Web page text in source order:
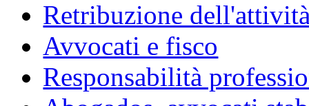
Retribuzione
Avvocati e fisco
Responsabilità